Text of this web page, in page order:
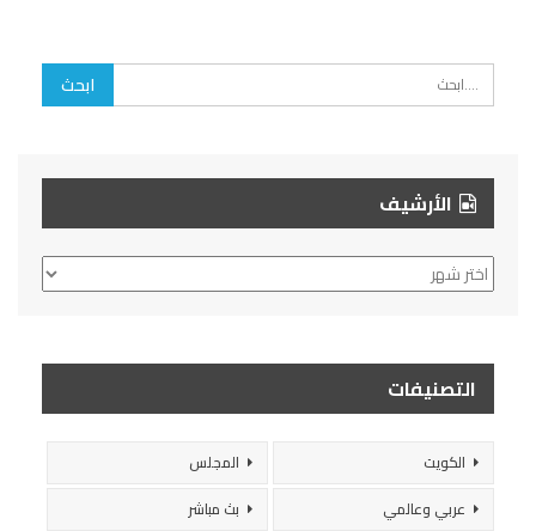
الأرشيف
الأرشيف
التصنيفات
الكويت
المجلس
عربي وعالمي
بث مباشر